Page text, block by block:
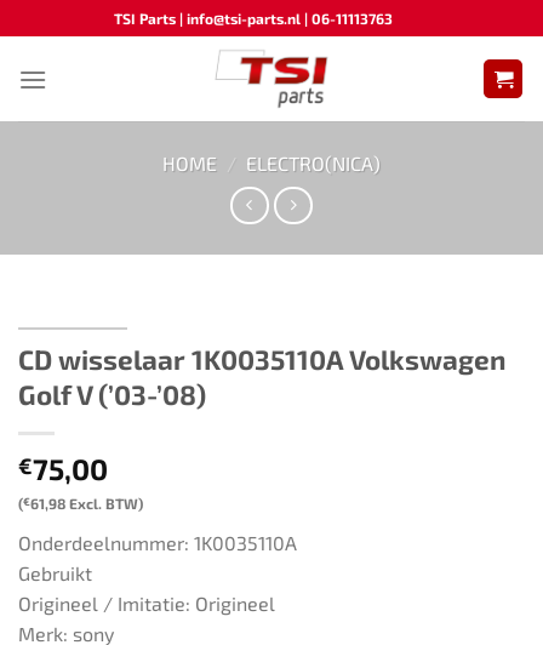
naar
inhoud
TSI Parts | info@tsi-parts.nl | 06-11113763
HOME / ELECTRO(NICA)
CD wisselaar ​​1K0035110A​ ​​Volkswagen
Golf V (’03-’08)​
€75,00
(€61,98 Excl. BTW)
Onderdeelnummer: 1K0035110A
Gebruikt
Origineel / Imitatie: Origineel
Merk: sony